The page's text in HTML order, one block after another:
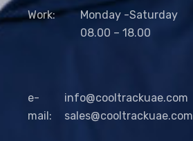
Work:
Monday -Saturday
08.00 – 18.00
e-
mail:
info@cooltrackuae.com
sales@cooltrackuae.com